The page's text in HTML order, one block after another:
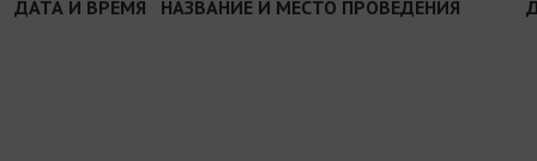
ДАТА И ВРЕМЯ НАЗВАНИЕ И МЕСТО ПРОВЕДЕНИЯ